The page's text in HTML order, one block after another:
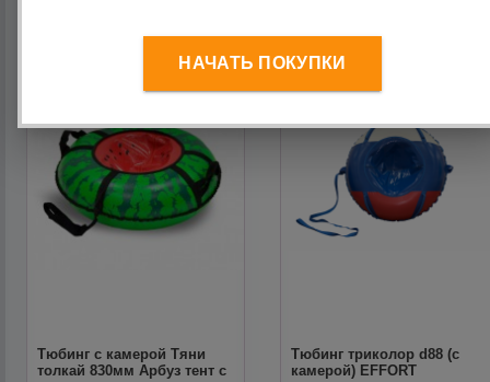
Тюбинг с камерой Тяни
толкай 830мм Арбуз тент с
Тюбинг триколор d88 (с
камерой) EFFORT
НАЧАТЬ ПОКУПКИ